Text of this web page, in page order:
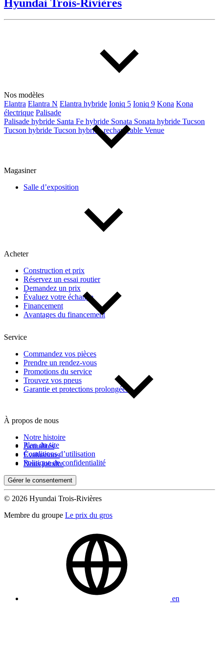
Hyundai Trois-Rivières
Nos modèles
Elantra Elantra N Elantra hybride Ioniq 5 Ioniq 9 Kona Kona
électrique Palisade
Palisade hybride Santa Fe hybride Sonata Sonata hybride Tucson
Tucson hybride Tucson hybride rechargeable Venue
Magasiner
Salle d’exposition
Acheter
Construction et prix
Réservez un essai routier
Demandez un prix
Évaluez votre échange
Financement
Avantages du financement
Service
Commandez vos pièces
Prendre un rendez-vous
Promotions du service
Trouvez vos pneus
Garantie et protections prolongées
À propos de nous
Notre histoire
Actualités
Évaluations
Nous joindre
Plan du site
Conditions d’utilisation
Politique de confidentialité
Gérer le consentement
© 2026 Hyundai Trois-Rivières
Membre du groupe Le prix du gros
en